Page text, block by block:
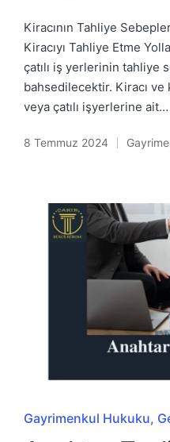
Kiracının Tahliye
Kiracıyı Tahliye Etme
çatılı iş yerlerinin tahliye
bahsedilecektir. Kiracı
veya çatılı işyerlerine ait…
8 Temmuz 2024
Posted
Posted
Gayrimenkul Hukuku